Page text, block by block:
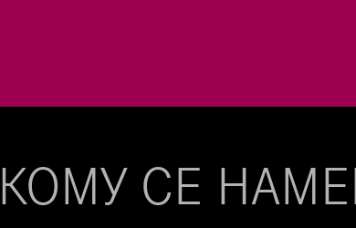
КОМУ СЕ